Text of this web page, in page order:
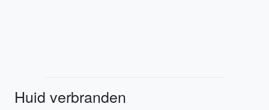
Huid verbranden